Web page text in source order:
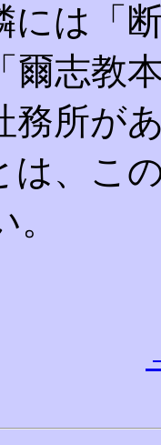
は「
爾志教
務所が
、こ
。